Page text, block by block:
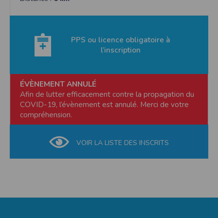
PPS ou licence obligatoire à
l’inscription
ÉVÈNEMENT ANNULÉ
Afin de lutter efficacement contre la propagation du
COVID-19, l’évènement est annulé. Merci de votre
compréhension.
VOIR LA LISTE DES INSCRITS